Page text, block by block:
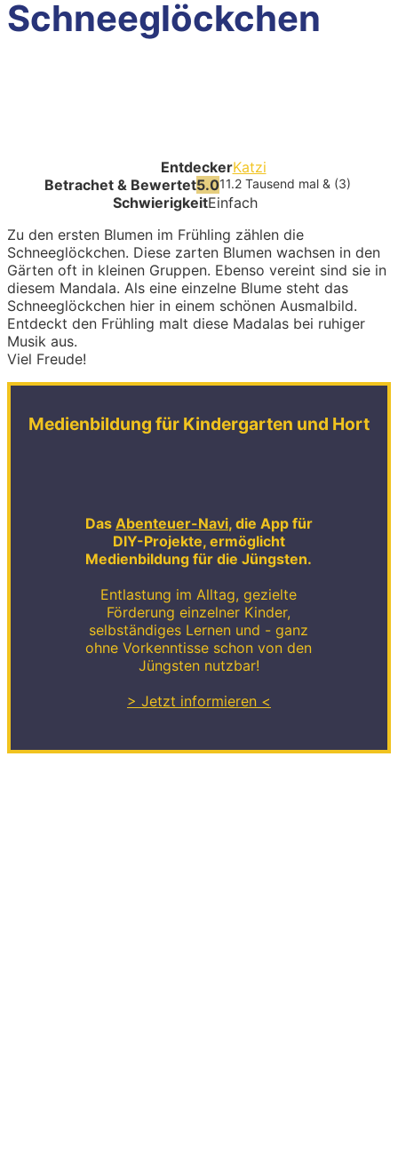
Schneeglöckchen
EntdeckerKatzi
Betrachet & Bewertet5.011.2 Tausend mal & (3)
SchwierigkeitEinfach
Zu den ersten Blumen im Frühling zählen die
Schneeglöckchen. Diese zarten Blumen wachsen in den
Gärten oft in kleinen Gruppen. Ebenso vereint sind sie in
diesem Mandala. Als eine einzelne Blume steht das
Schneeglöckchen hier in einem schönen Ausmalbild.
Entdeckt den Frühling malt diese Madalas bei ruhiger
Musik aus.
Viel Freude!
Medienbildung für Kindergarten und Hort
Das Abenteuer-Navi, die App für
DIY-Projekte, ermöglicht
Medienbildung für die Jüngsten.
Entlastung im Alltag, gezielte
Förderung einzelner Kinder,
selbständiges Lernen und - ganz
ohne Vorkenntisse schon von den
Jüngsten nutzbar!
> Jetzt informieren <